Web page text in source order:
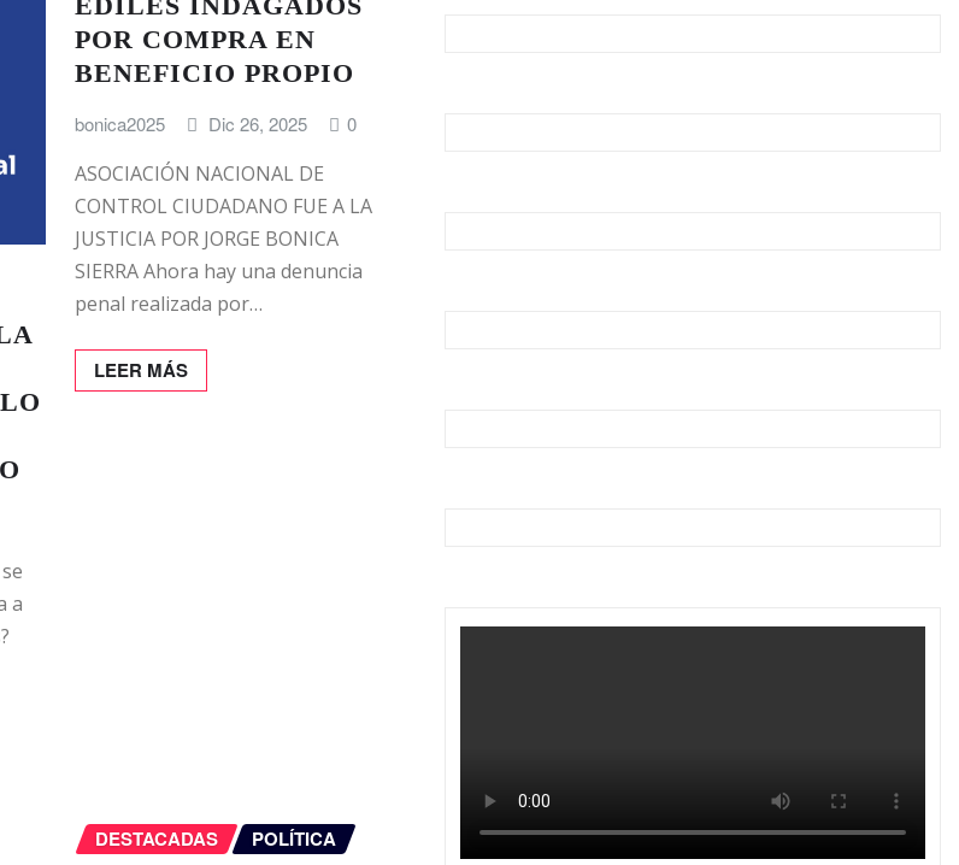
a
POR COMPRA EN
BENEFICIO PROPIO
bonica2025 Dic 26, 2025 0
ASOCIACIÓN NACIONAL DE
CONTROL CIUDADANO FUE A LA
JUSTICIA POR JORGE BONICA
SIERRA Ahora hay una denuncia
penal realizada por…
LEER MÁS
DESTACADAS POLÍTICA